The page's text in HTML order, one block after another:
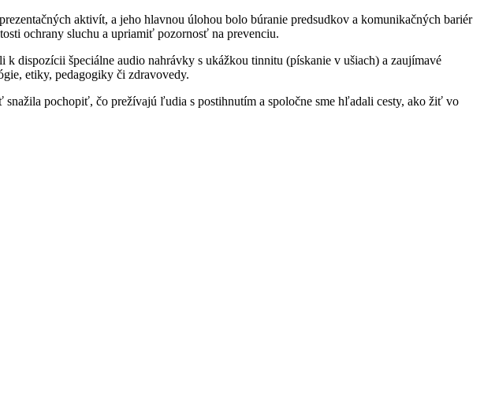
aktivít, a jeho hlavnou úlohou bolo búranie predsudkov a komunikačných bariér
ochrany sluchu a upriamiť pozornosť na prevenciu.
dispozícii špeciálne audio nahrávky s ukážkou tinnitu (pískanie v ušiach) a zaujímavé
etiky, pedagogiky či zdravovedy.
pochopiť, čo prežívajú ľudia s postihnutím a spoločne sme hľadali cesty, ako žiť vo